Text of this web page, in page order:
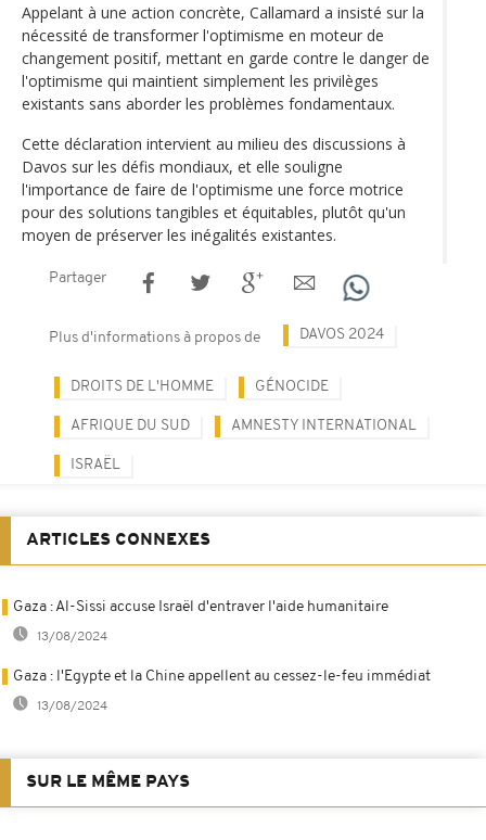
Appelant à une action concrète, Callamard a insisté sur la
nécessité de transformer l'optimisme en moteur de
changement positif, mettant en garde contre le danger de
l'optimisme qui maintient simplement les privilèges
existants sans aborder les problèmes fondamentaux.
Cette déclaration intervient au milieu des discussions à
Davos sur les défis mondiaux, et elle souligne
l'importance de faire de l'optimisme une force motrice
pour des solutions tangibles et équitables, plutôt qu'un
moyen de préserver les inégalités existantes.
Partager
Plus d'informations à propos de DAVOS 2024
DROITS DE L'HOMME GÉNOCIDE
AFRIQUE DU SUD AMNESTY INTERNATIONAL
ISRAËL
ARTICLES CONNEXES
Gaza : Al-Sissi accuse Israël d'entraver l'aide humanitaire
13/08/2024
Gaza : l'Egypte et la Chine appellent au cessez-le-feu immédiat
13/08/2024
SUR LE MÊME PAYS